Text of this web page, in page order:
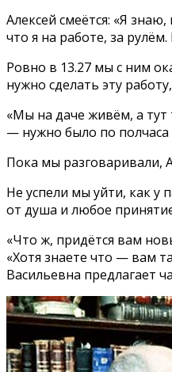
Алексей смеётся: «Я
что я на работе, за
Ровно в 13.27 мы с ним
нужно сделать эту
«Мы на даче живём, а тут
— нужно было по полчаса
Пока мы разговаривали,
Не успели мы уйти, как у
от душа и любое
«Что ж, придётся вам
«Хотя знаете что — вам
Васильевна предлагает